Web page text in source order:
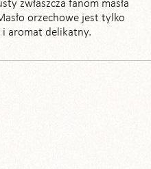
zwłaszcza fanom masła
orzechowe jest tylko
i aromat delikatny.